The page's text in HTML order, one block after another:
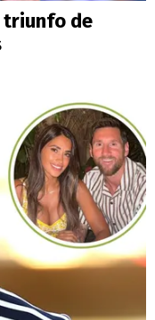
triunfo de